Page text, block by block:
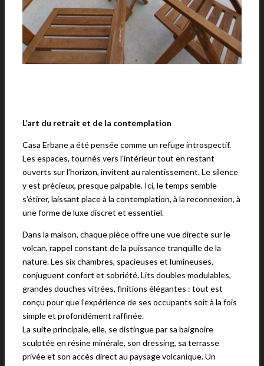
L’art du retrait et de la contemplation
Casa Erbane a été pensée comme un refuge introspectif.
Les espaces, tournés vers l’intérieur tout en restant
ouverts sur l’horizon, invitent au ralentissement. Le silence
y est précieux, presque palpable. Ici, le temps semble
s’étirer, laissant place à la contemplation, à la reconnexion, à
une forme de luxe discret et essentiel.
Dans la maison, chaque pièce offre une vue directe sur le
volcan, rappel constant de la puissance tranquille de la
nature. Les six chambres, spacieuses et lumineuses,
conjuguent confort et sobriété. Lits doubles modulables,
grandes douches vitrées, finitions élégantes : tout est
conçu pour que l’expérience de ses occupants soit à la fois
simple et profondément raffinée.
La suite principale, elle, se distingue par sa baignoire
sculptée en résine minérale, son dressing, sa terrasse
privée et son accès direct au paysage volcanique. Un